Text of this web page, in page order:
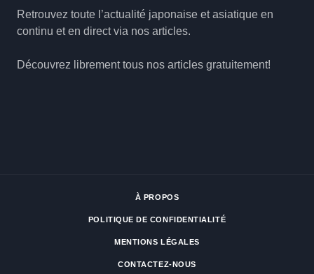
Retrouvez toute l’actualité japonaise et asiatique en
continu et en direct via nos articles.
Découvrez librement tous nos articles gratuitement!
À PROPOS
POLITIQUE DE CONFIDENTIALITÉ
MENTIONS LÉGALES
CONTACTEZ-NOUS